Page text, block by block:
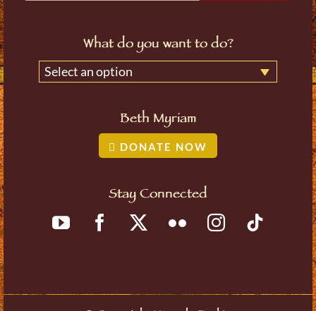
What do you want to do?
Select an option
Beth Myriam
DONATE NOW
Stay Connected